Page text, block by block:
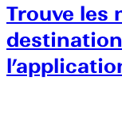
Trouve les